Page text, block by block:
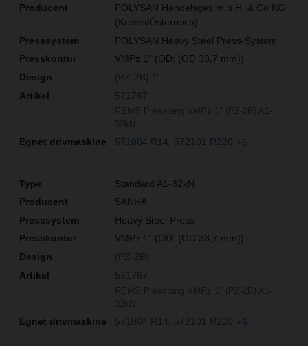
POLYSAN Handelsges.m.b.H. & Co KG
(Krems/Österreich)
POLYSAN Heavy Steel Press-System
VMPz 1″ (OD: (OD 33,7 mm))
(PZ-2B)
9)
571767
571004 R14 572101 R220 +6
Standard A1-32kN
SANHA
Heavy Steel Press
VMPz 1″ (OD: (OD 33,7 mm))
(PZ-2B)
571767
571004 R14 572101 R220 +6